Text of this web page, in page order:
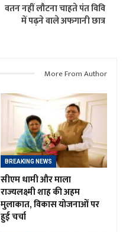
वतन नहीं लौटना चाहते पंत विवि
में पढ़ने वाले अफगानी छात्र
More From Author
BREAKING NEWS
सीएम धामी और माला
राज्यलक्ष्मी शाह की अहम
मुलाकात, विकास योजनाओं पर
हुई चर्चा